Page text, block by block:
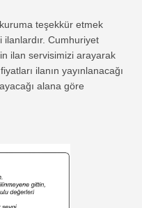
teşekkür etmek
ilanlardır. Cumhuriyet
ilan servisimizi arayarak
ilanın yayınlanacağı
alana göre